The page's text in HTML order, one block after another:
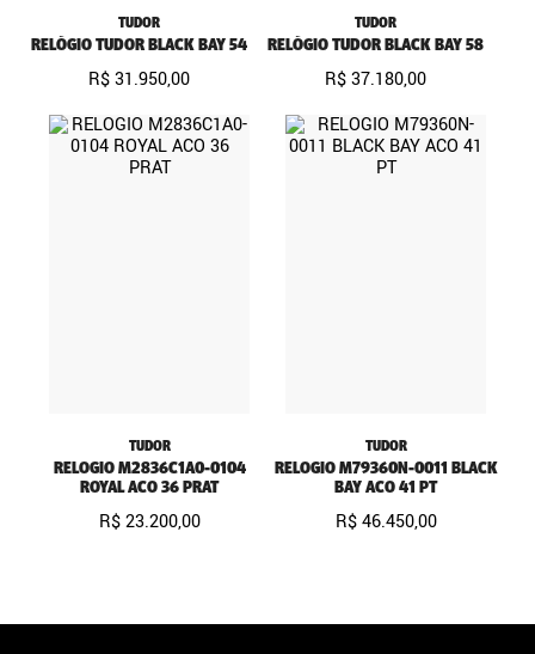
TUDOR
RELÓGIO TUDOR BLACK BAY 54
R$31.950,00
TUDOR
RELÓGIO TUDOR BLACK BAY 58
R$37.180,00
TUDOR
RELOGIO M2836C1A0-0104
ROYAL ACO 36 PRAT
R$ 23.200,00
TUDOR
RELOGIO M79360N-0011 BLACK
BAY ACO 41 PT
R$ 46.450,00